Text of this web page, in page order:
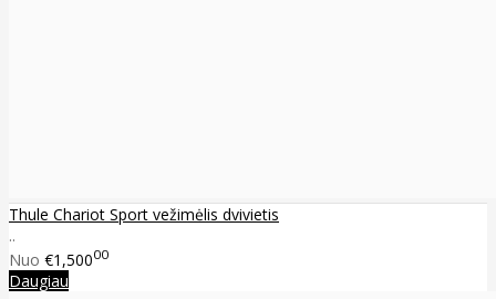
Thule Chariot Sport vežimėlis dvivietis
..
Nuo €1,50000
Daugiau